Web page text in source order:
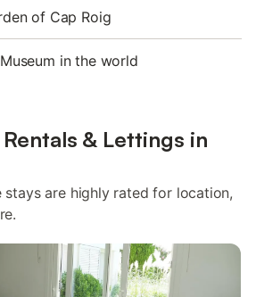
of Cap Roig
in the world
& Lettings in
stays are highly rated for location,